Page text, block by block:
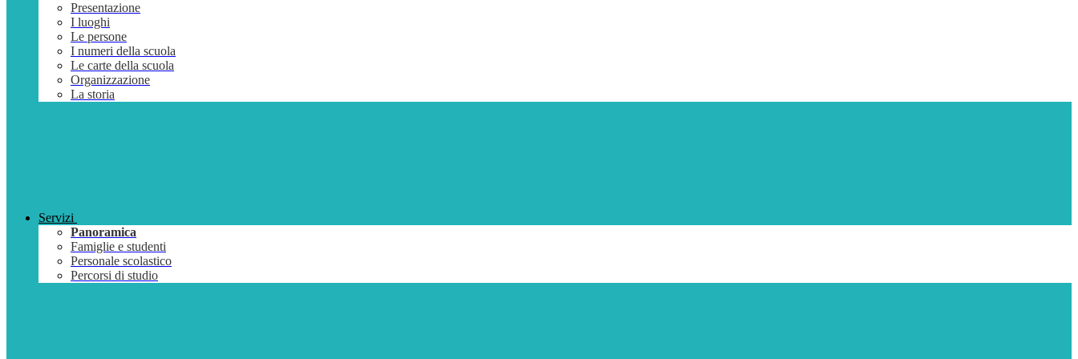
Presentazione
I luoghi
Le persone
I numeri della scuola
Le carte della scuola
Organizzazione
La storia
Servizi
Panoramica
Famiglie e studenti
Personale scolastico
Percorsi di studio